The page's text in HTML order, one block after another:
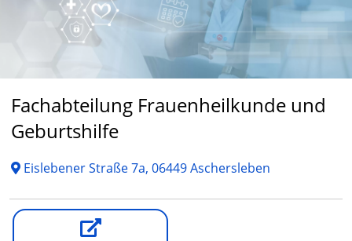
Finden
Fachabteilung Frauenheilkunde und
Geburtshilfe
Eislebener Straße 7a, 06449 Aschersleben